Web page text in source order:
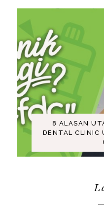
8 ALASAN
DENTAL CLINIC